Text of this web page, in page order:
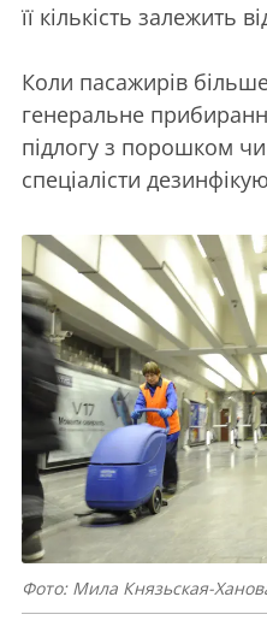
її кількість залежить
Коли пасажирів
генеральне
підлогу з порошком
спеціалісти
Фото: Мила Князьская-